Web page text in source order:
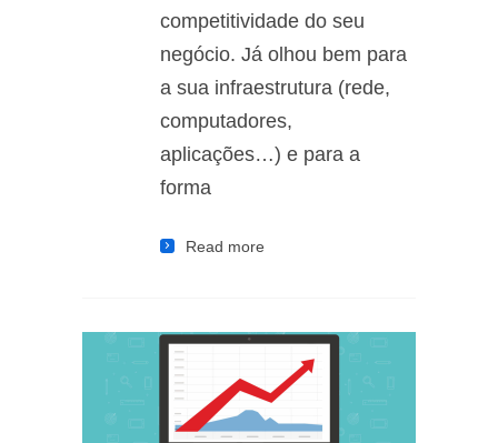
competitividade do seu
negócio. Já olhou bem para
a sua infraestrutura (rede,
computadores,
aplicações…) e para a
forma
Read more